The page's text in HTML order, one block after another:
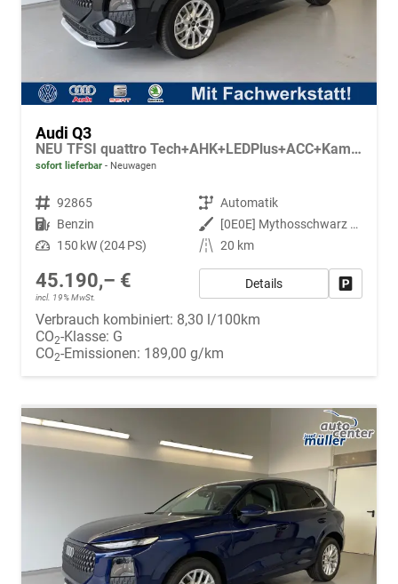
Audi Q3
NEU TFSI quattro Tech+AHK+LEDPlus+ACC+Kamera+Alu18+Volllack
sofort lieferbar Neuwagen
Fahrzeugnr. 92865 Getriebe Automatik
Kraftstoff Benzin Außenfarbe
[0E0E] Mythosschwarz Metallic
Leistung 150 kW (204 PS) Kilometerstand 20 km
45.190,– €
incl. 19% MwSt.
Details
Verbrauch kombiniert: 8,30 l/100km
CO2-Klasse: G
CO2-Emissionen: 189,00 g/km